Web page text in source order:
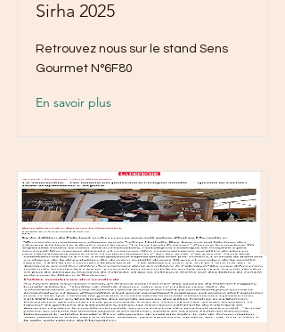
Sirha 2025
Retrouvez nous sur le stand Sens
Gourmet N°6F80
En savoir plus